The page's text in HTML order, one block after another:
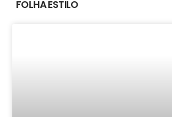
FOLHA ESTILO